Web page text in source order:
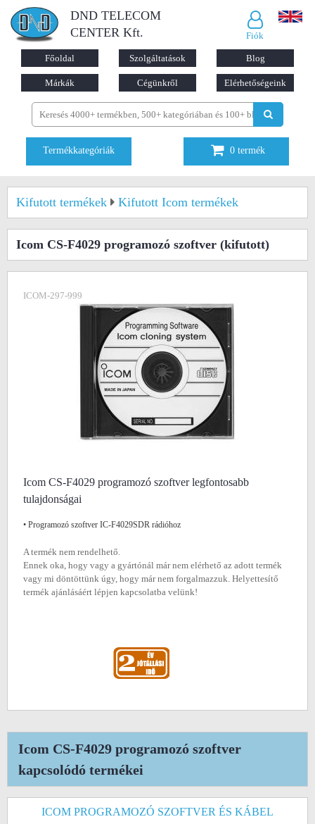
DND TELECOM
CENTER Kft.
Fiók
Főoldal Szolgáltatások Blog
Márkák Cégünkről Elérhetőségeink
Termékkategóriák 0 termék
Kifutott termékek Kifutott Icom termékek
Icom CS-F4029 programozó szoftver (kifutott)
ICOM-297-999
Icom CS-F4029 programozó szoftver legfontosabb
tulajdonságai
• Programozó szoftver IC-F4029SDR rádióhoz
A termék nem rendelhető.
Ennek oka, hogy vagy a gyártónál már nem elérhető az adott termék
vagy mi döntöttünk úgy, hogy már nem forgalmazzuk. Helyettesítő
termék ajánlásáért lépjen kapcsolatba velünk!
Icom CS-F4029 programozó szoftver
kapcsolódó termékei
ICOM PROGRAMOZÓ SZOFTVER ÉS KÁBEL